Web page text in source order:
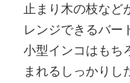
止まり木の枝など
レンジできるバー
小型インコはもち
まれるしっかりし